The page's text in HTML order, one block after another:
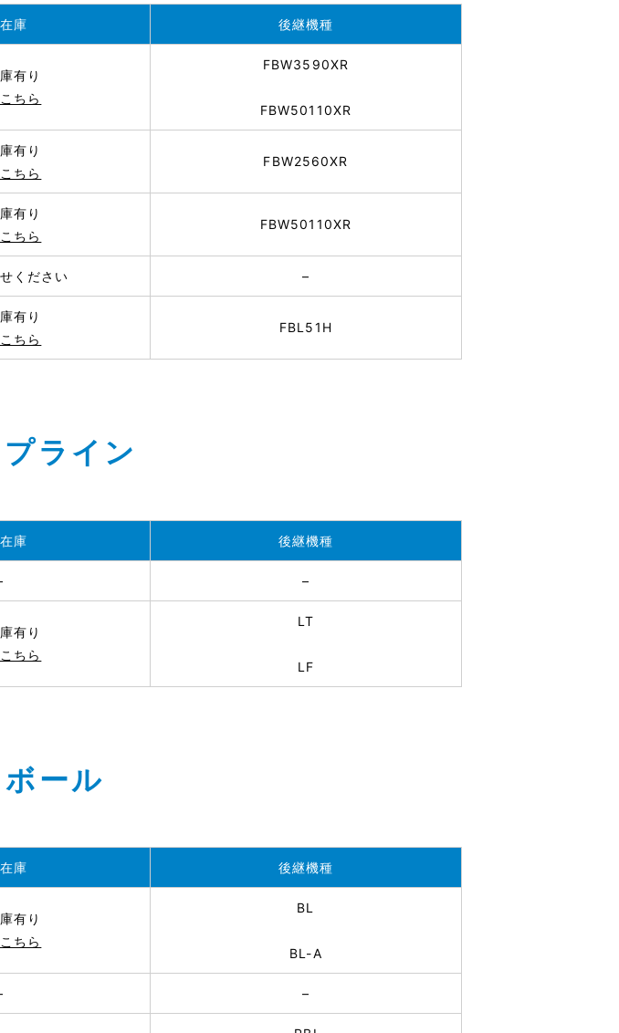
庫 後継機種
有り
ちら
FBW3590XR
FBW50110XR
有り
ちら
FBW2560XR
有り
ちら
FBW50110XR
ください –
有り
ちら
FBL51H
ライン
庫 後継機種
–
有り
ちら
LT
LF
ール
庫 後継機種
有り
ちら
BL
BL-A
–